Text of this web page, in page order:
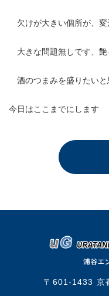
欠けが大きい個所が、変
大きな問題無しです、艶
酒のつまみを盛りたいと
今日はここまでにします
〒601-1433 京